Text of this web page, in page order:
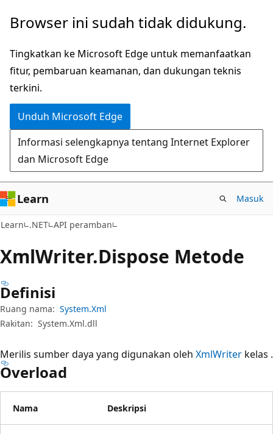
Lompati
konten
utama
Lewati
navigasi
dalam
halaman
Browser ini sudah tidak didukung.
Tingkatkan ke Microsoft Edge untuk memanfaatkan
fitur, pembaruan keamanan, dan dukungan teknis
terkini.
Unduh Microsoft Edge
Informasi selengkapnya tentang Internet Explorer
dan Microsoft Edge
Learn Masuk
Learn .NET API peramban
XmlWriter.Dispose Metode
Definisi
Ruang nama: System.Xml
Rakitan: System.Xml.dll
Merilis sumber daya yang digunakan oleh XmlWriter kelas .
Overload
Nama Deskripsi